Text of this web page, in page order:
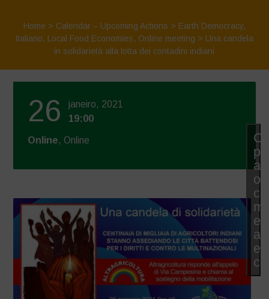
Home > Calendar – Upcoming Actions > Earth Democracy,
Italiano, Local Food Economies, Online meeting > Una candela
in solidarietà alla lotta dei contadini indiani
26
janeiro, 2021
19:00
Online, Online
os
e